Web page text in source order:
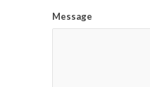
Message